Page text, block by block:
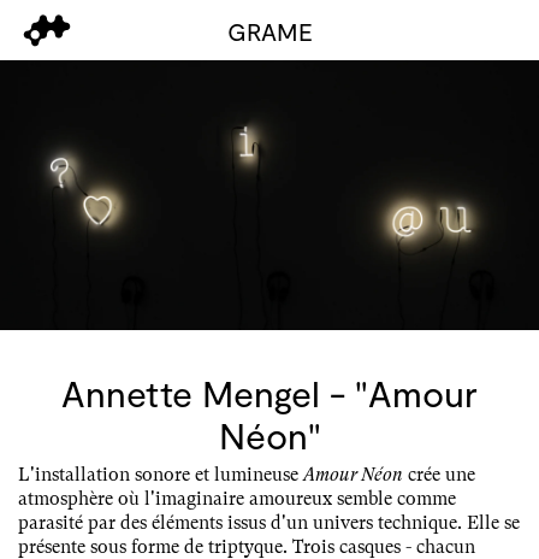
GRAME
Annette Mengel - "Amour
Néon"
L'installation sonore et lumineuseAmour Néon crée une
atmosphère où l'imaginaire amoureux semble comme
parasité par des éléments issus d'un univers technique. Elle se
présente sous forme de triptyque. Trois casques - chacun